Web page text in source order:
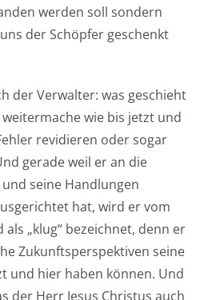
werden soll sondern
der Schöpfer geschenkt
der Verwalter: was geschieht
wie bis jetzt und
revidieren oder sogar
gerade weil er an die
seine Handlungen
hat, wird er vom
„klug“ bezeichnet, denn er
Zukunftsperspektiven seine
und hier haben können. Und
der Herr Jesus Christus auch